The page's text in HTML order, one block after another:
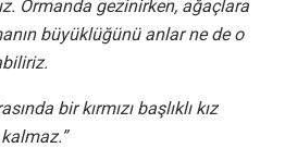
Ormanda gezinirken, ağaçlara
büyüklüğünü anlar ne de o
bir kırmızı başlıklı kız